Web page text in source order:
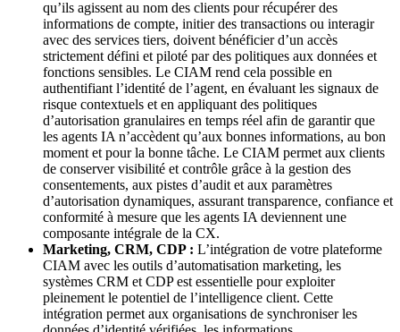
qu’ils agissent au nom des clients pour récupérer des
informations de compte, initier des transactions ou interagir
avec des services tiers, doivent bénéficier d’un accès
strictement défini et piloté par des politiques aux données et
fonctions sensibles. Le CIAM rend cela possible en
authentifiant l’identité de l’agent, en évaluant les signaux de
risque contextuels et en appliquant des politiques
d’autorisation granulaires en temps réel afin de garantir que
les agents IA n’accèdent qu’aux bonnes informations, au bon
moment et pour la bonne tâche. Le CIAM permet aux clients
de conserver visibilité et contrôle grâce à la gestion des
consentements, aux pistes d’audit et aux paramètres
d’autorisation dynamiques, assurant transparence, confiance et
conformité à mesure que les agents IA deviennent une
composante intégrale de la CX.
Marketing, CRM, CDP : L’intégration de votre plateforme
CIAM avec les outils d’automatisation marketing, les
systèmes CRM et CDP est essentielle pour exploiter
pleinement le potentiel de l’intelligence client. Cette
intégration permet aux organisations de synchroniser les